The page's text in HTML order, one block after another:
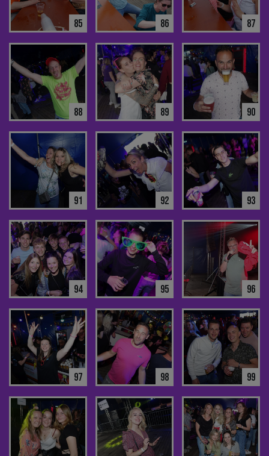
85 86 87
88 89 90
91 92 93
94 95 96
97 98 99